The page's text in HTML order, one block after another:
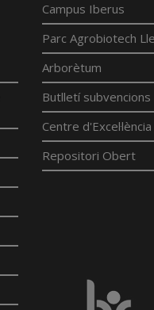
Campus Iberus
Parc Agrobiotech
Arborètum
Butlletí subvencions
Centre
Repositori Obert